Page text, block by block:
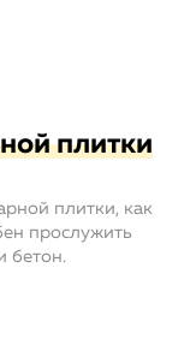
плитки
плитки, как
прослужить
бетон.